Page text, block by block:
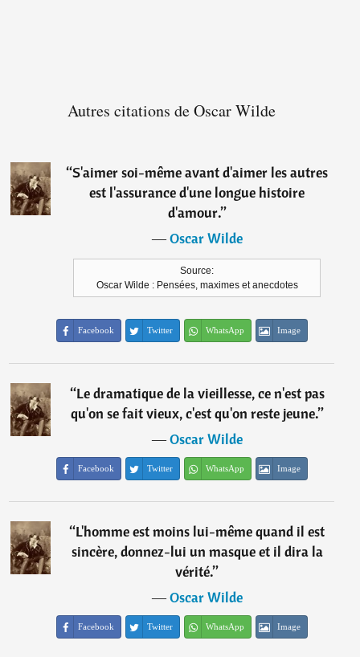
Autres citations de Oscar Wilde
“S'aimer soi-même avant d'aimer les autres
est l'assurance d'une longue histoire
d'amour.”
―Oscar Wilde
Source:
Oscar Wilde : Pensées, maximes et anecdotes
Facebook Twitter WhatsApp Image
“Le dramatique de la vieillesse, ce n'est pas
qu'on se fait vieux, c'est qu'on reste jeune.”
―Oscar Wilde
Facebook Twitter WhatsApp Image
“L'homme est moins lui-même quand il est
sincère, donnez-lui un masque et il dira la
vérité.”
―Oscar Wilde
Facebook Twitter WhatsApp Image